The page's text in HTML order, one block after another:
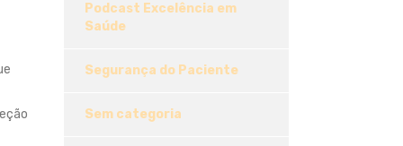
Podcast Excelência em
Saúde
Segurança do Paciente
Sem categoria